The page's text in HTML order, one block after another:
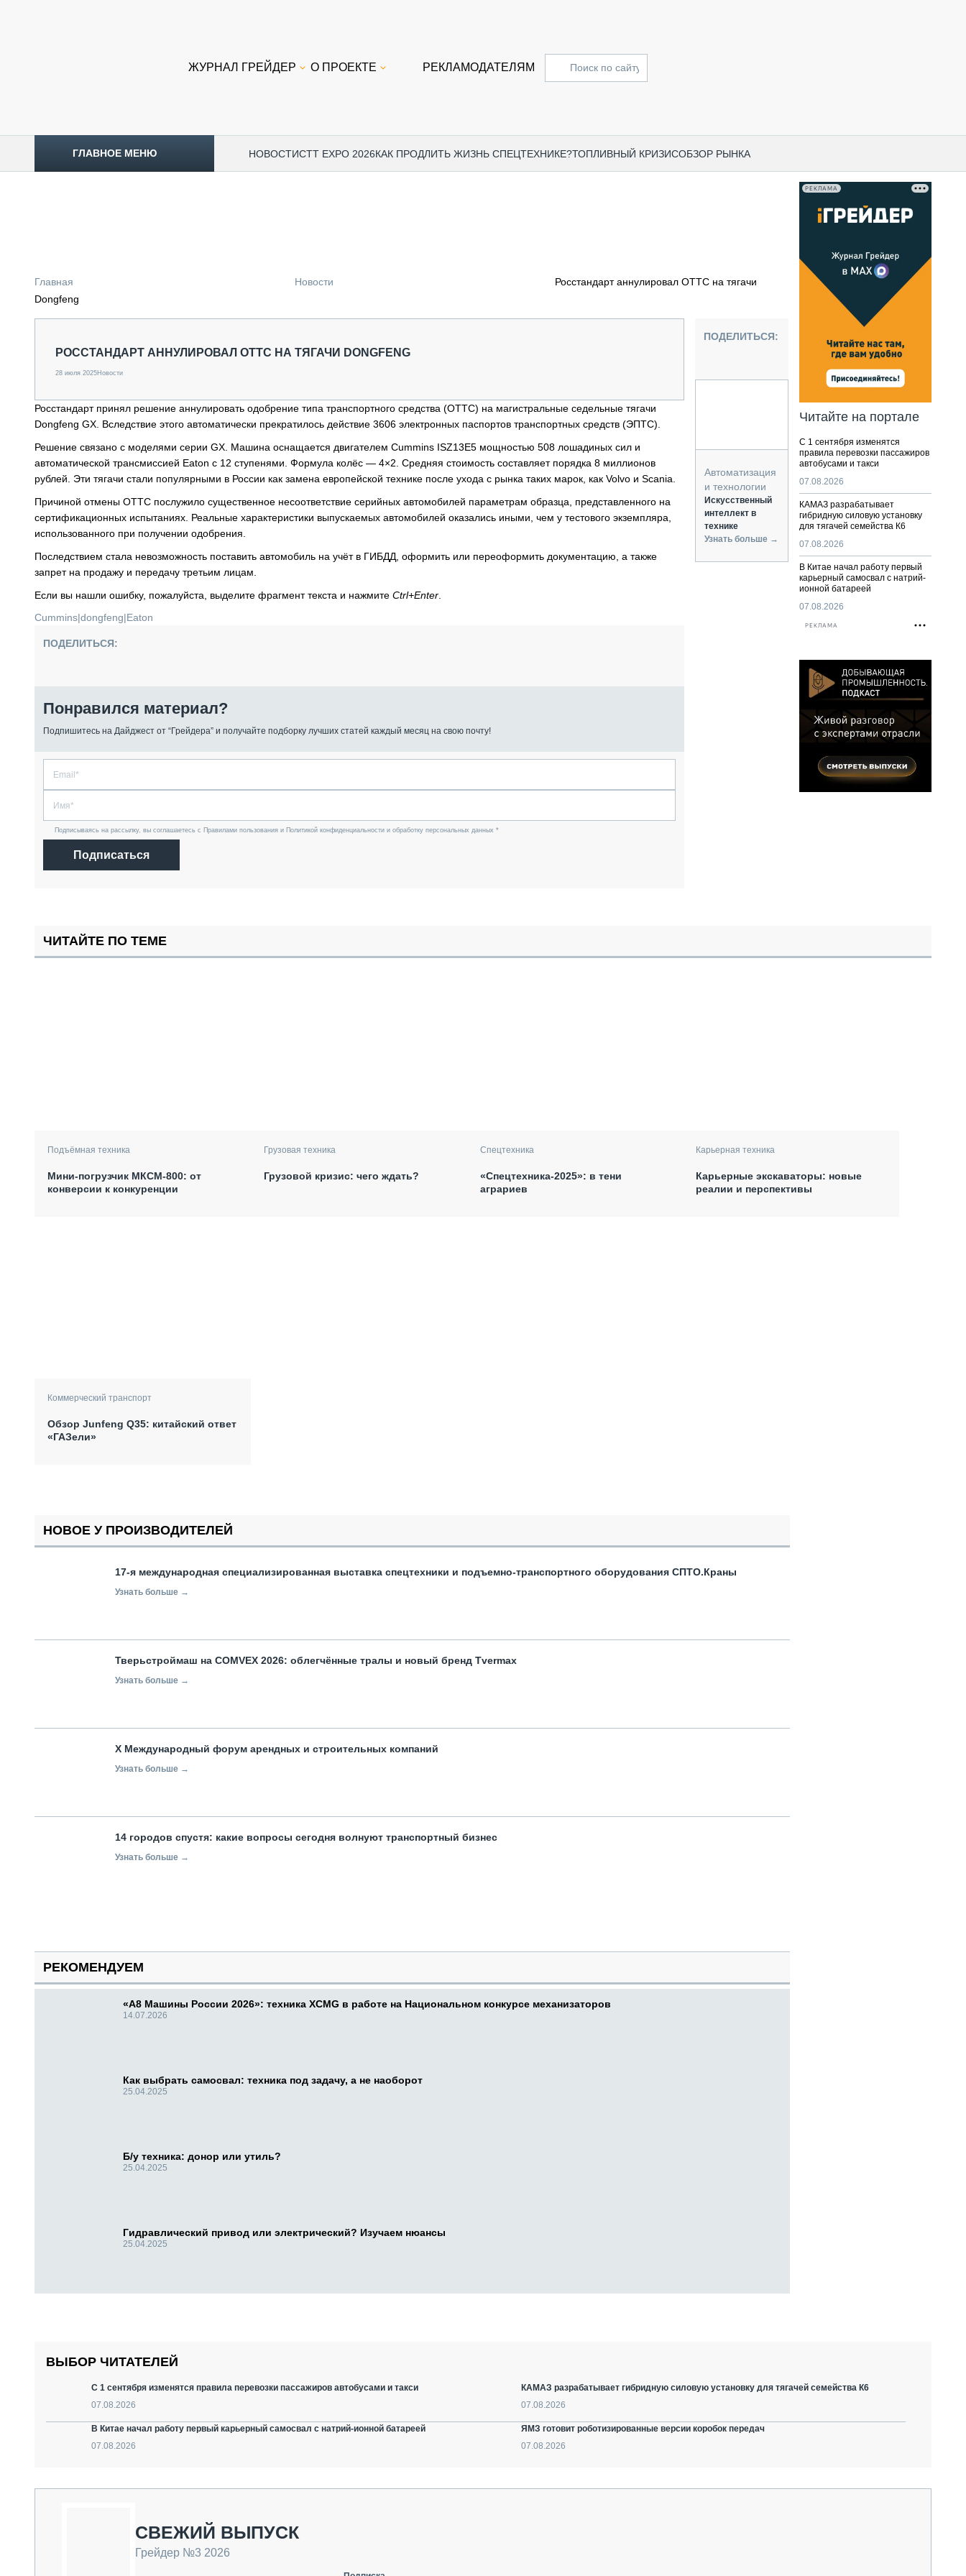
ЖУРНАЛ ГРЕЙДЕР О ПРОЕКТЕ РЕКЛАМОДАТЕЛЯМ
ГЛАВНОЕ МЕНЮ НОВОСТИCTT EXPO 2026КАК ПРОДЛИТЬ ЖИЗНЬ СПЕЦТЕХНИКЕ?ТОПЛИВНЫЙ КРИЗИСОБЗОР РЫНКА
ОБЗОР РЫНКА
ГРУЗОПЕРЕВОЗКИ
ИСПЫТАТЕЛИ
ТЕХНОЛОГИИ
ДОРОЖНАЯ ИНДУСТРИЯ
СЕРВИСМЕНЫ
ПОДЪЁМНАЯ ТЕХНИКА
ПАССАЖИРСКИЙ ТРАНСПОРТ
КАРЬЕРНАЯ ТЕХНИКА
ЛОГИСТИКА И СКЛАД
АВТОМАТИЗАЦИЯ И ТЕХНОЛОГИИ
КОМПЛЕКТУЮЩИЕ И СЕРВИС
Главная Новости
Росстандарт аннулировал ОТТС на тягачи
Dongfeng
РОССТАНДАРТ АННУЛИРОВАЛ ОТТС НА ТЯГАЧИ DONGFENG
28 июля 2025Новости
Росстандарт принял решение аннулировать одобрение типа транспортного средства (ОТТС) на магистральные седельные тягачи
Dongfeng GX. Вследствие этого автоматически прекратилось действие 3606 электронных паспортов транспортных средств (ЭПТС).
Решение связано с моделями серии GX. Машина оснащается двигателем Cummins ISZ13E5 мощностью 508 лошадиных сил и
автоматической трансмиссией Eaton с 12 ступенями. Формула колёс — 4×2. Средняя стоимость составляет порядка 8 миллионов
рублей. Эти тягачи стали популярными в России как замена европейской технике после ухода с рынка таких марок, как Volvo и Scania.
Причиной отмены ОТТС послужило существенное несоответствие серийных автомобилей параметрам образца, представленного на
сертификационных испытаниях. Реальные характеристики выпускаемых автомобилей оказались иными, чем у тестового экземпляра,
использованного при получении одобрения.
Последствием стала невозможность поставить автомобиль на учёт в ГИБДД, оформить или переоформить документацию, а также
запрет на продажу и передачу третьим лицам.
Если вы нашли ошибку, пожалуйста, выделите фрагмент текста и нажмите Ctrl+Enter
Cummins|dongfeng|Eaton
ПОДЕЛИТЬСЯ:
Понравился материал?
Подпишитесь на Дайджест от “Грейдера” и получайте подборку лучших статей каждый месяц на свою почту!
Подписываясь на рассылку, вы соглашаетесь с Правилами пользования и Политикой конфиденциальности и обработку персональных данных *
Подписаться
ПОДЕЛИТЬСЯ:
Автоматизация
и технологии
Искусственный
интеллект в
технике
Узнать больше →
РЕКЛАМА
Читайте на портале
С 1 сентября изменятся
правила перевозки пассажиров
автобусами и такси
07.08.2026
КАМАЗ разрабатывает
гибридную силовую установку
для тягачей семейства К6
07.08.2026
В Китае начал работу первый
карьерный самосвал с натрий-
ионной батареей
07.08.2026
РЕКЛАМА
ЧИТАЙТЕ ПО ТЕМЕ
Подъёмная техника
Мини-погрузчик МКСМ-800: от
конверсии к конкуренции
Грузовая техника
Грузовой кризис: чего ждать?
Спецтехника
«Спецтехника-2025»: в тени
аграриев
Карьерная техника
Карьерные экскаваторы: новые
реалии и перспективы
Коммерческий транспорт
Обзор Junfeng Q35: китайский ответ
«ГАЗели»
НОВОЕ У ПРОИЗВОДИТЕЛЕЙ
17-я международная специализированная выставка спецтехники и подъемно-транспортного оборудования СПТО.Краны
Узнать больше →
Тверьстроймаш на COMVEX 2026: облегчённые тралы и новый бренд Tvermax
Узнать больше →
X Международный форум арендных и строительных компаний
Узнать больше →
14 городов спустя: какие вопросы сегодня волнуют транспортный бизнес
Узнать больше →
РЕКОМЕНДУЕМ
«А8 Машины России 2026»: техника XCMG в работе на Национальном конкурсе механизаторов
14.07.2026
Как выбрать самосвал: техника под задачу, а не наоборот
25.04.2025
Б/у техника: донор или утиль?
25.04.2025
Гидравлический привод или электрический? Изучаем нюансы
25.04.2025
ВЫБОР ЧИТАТЕЛЕЙ
С 1 сентября изменятся правила перевозки пассажиров автобусами и такси
07.08.2026
КАМАЗ разрабатывает гибридную силовую установку для тягачей семейства К6
07.08.2026
В Китае начал работу первый карьерный самосвал с натрий-ионной батареей
07.08.2026
ЯМЗ готовит роботизированные версии коробок передач
07.08.2026
СВЕЖИЙ ВЫПУСК
Грейдер №3 2026